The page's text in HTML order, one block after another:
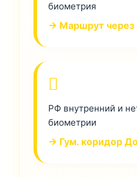
биометрия
→ Маршрут через
РФ внутренний и
биометрии
→ Гум. коридор